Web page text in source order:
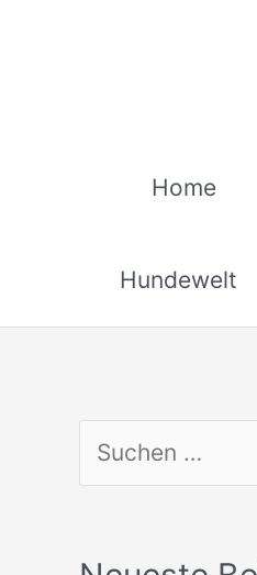
Home
Hundewelt
u